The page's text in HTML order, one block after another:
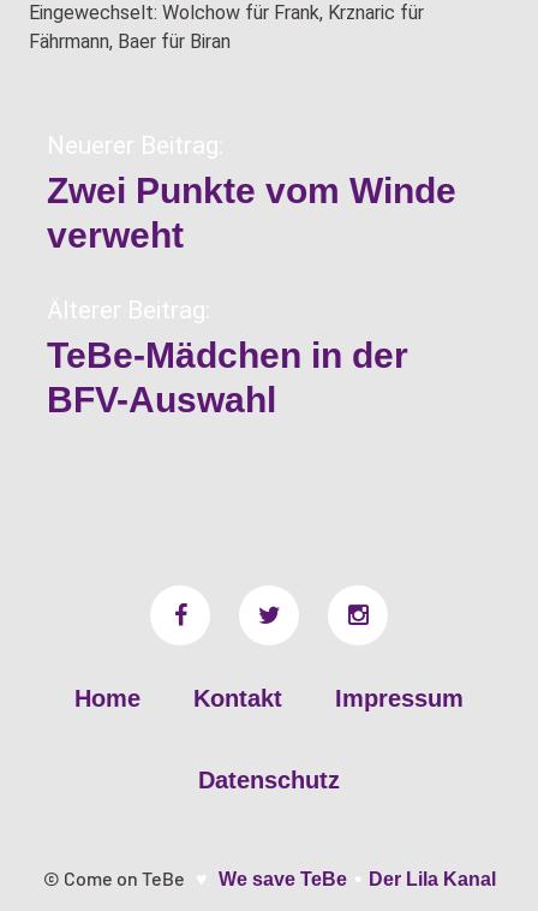
Eingewechselt: Wolchow für Frank, Krznaric für
Fährmann, Baer für Biran
Neuerer Beitrag:
Zwei Punkte vom Winde
verweht
Älterer Beitrag:
TeBe-Mädchen in der
BFV-Auswahl
Home Kontakt Impressum
Datenschutz
© Come on TeBe ♥ We save TeBe • Der Lila Kanal